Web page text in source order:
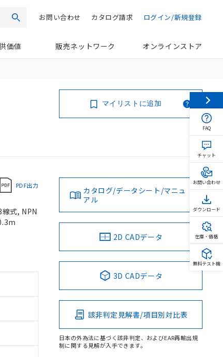
検索 ログイン/新規登録
カタログ請求
お問い合わせ
価値 販売ネットワーク オンラインストア
マイリストに追加
PDF出力
式, NPN
カタログ/データシート/マニュ
アル
2D CADデータ
3D CADデータ
該非判定見解書/項目別対比表
日本の外為法に基づく該非判定、およびEAR再輸出規
制に関する見解が入手できます。
FAQ
チャット
お問い合わせ
ダウンロード
在庫・価格
無料テスト機